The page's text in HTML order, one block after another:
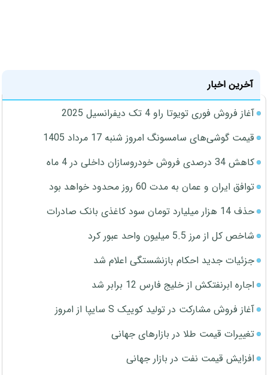
آخرین اخبار
آغاز فروش فوری تویوتا راو 4 تک دیفرانسیل 2025
قیمت گوشی‌های سامسونگ امروز شنبه 17 مرداد 1405
کاهش 34 درصدی فروش خودروسازان داخلی در 4 ماه
توافق ایران و عمان به مدت 60 روز محدود خواهد بود
حذف 14 هزار میلیارد تومان سود کاغذی بانک صادرات
شاخص کل از مرز 5.5 میلیون واحد عبور کرد
جزئیات جدید احکام بازنشستگی اعلام شد
اجاره ابرنفتکش از خلیج فارس 12 برابر شد
آغاز فروش مشارکت در تولید کوییک S سایپا از امروز
تغییرات قیمت طلا در بازارهای جهانی
افزایش قیمت نفت در بازار جهانی